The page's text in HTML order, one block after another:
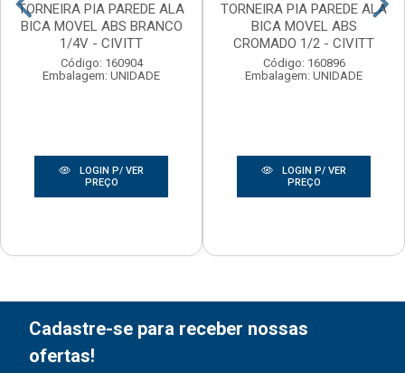
TORNEIRA PIA PAREDE ALA
BICA MOVEL ABS BRANCO
1/4V - CIVITT
Código: 160904
Embalagem: UNIDADE
LOGIN P/ VER
PREÇO
TORNEIRA PIA PAREDE ALA
BICA MOVEL ABS
CROMADO 1/2 - CIVITT
Código: 160896
Embalagem: UNIDADE
LOGIN P/ VER
PREÇO
Cadastre-se para receber nossas
ofertas!